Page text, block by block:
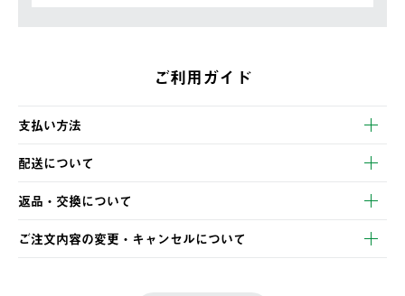
ご利用ガイド
支払い方法
以下のいずれかの方法でお支払いいただけます。
・クレジットカード決済
・コンビニ決済
・Pay-easy決済
配送について
【発送スケジュール】
ご注文・ご入金完了より2営業日以内に商品を発送いたします。
土日祝の発送はございませんので、木曜日以降のご注文は週明け
の発送となる場合がございます。
返品・交換について
※お客様都合の場合
ご注文内容の変更・キャンセルについて